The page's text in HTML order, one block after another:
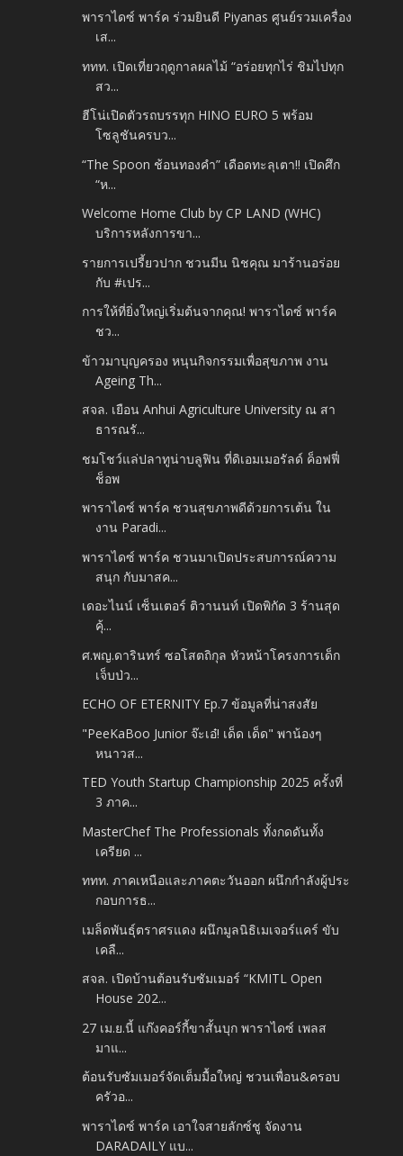
พาราไดซ์ พาร์ค ร่วมยินดี Piyanas ศูนย์รวมเครื่อง
เส...
ททท. เปิดเที่ยวฤดูกาลผลไม้ “อร่อยทุกไร่ ชิมไปทุก
สว...
ฮีโน่เปิดตัวรถบรรทุก HINO EURO 5 พร้อม
โซลูชันครบว...
“The Spoon ช้อนทองคำ” เดือดทะลุเตา!! เปิดศึก
“ห...
Welcome Home Club by CP LAND (WHC)
บริการหลังการขา...
รายการเปรี้ยวปาก ชวนมีน นิชคุณ มาร้านอร่อย
กับ #เปร...
การให้ที่ยิ่งใหญ่เริ่มต้นจากคุณ! พาราไดซ์ พาร์ค
ชว...
ข้าวมาบุญครอง หนุนกิจกรรมเพื่อสุขภาพ งาน
Ageing Th...
สจล. เยือน Anhui Agriculture University ณ สา
ธารณรั...
ชมโชว์แล่ปลาทูน่าบลูฟิน ที่ดิเอมเมอรัลด์ ค็อฟฟี่
ช็อพ
พาราไดซ์ พาร์ค ชวนสุขภาพดีด้วยการเต้น ใน
งาน Paradi...
พาราไดซ์ พาร์ค ชวนมาเปิดประสบการณ์ความ
สนุก กับมาสค...
เดอะไนน์ เซ็นเตอร์ ติวานนท์ เปิดพิกัด 3 ร้านสุด
คุ้...
ศ.พญ.ดารินทร์ ซอโสตถิกุล หัวหน้าโครงการเด็ก
เจ็บป่ว...
ECHO OF ETERNITY Ep.7 ข้อมูลที่น่าสงสัย
"PeeKaBoo Junior จ๊ะเอ๋! เด็ด เด็ด" พาน้องๆ
หนาวส...
TED Youth Startup Championship 2025 ครั้งที่
3 ภาค...
MasterChef The Professionals ทั้งกดดันทั้ง
เครียด ...
ททท. ภาคเหนือและภาคตะวันออก ผนึกกำลังผู้ประ
กอบการธ...
เมล็ดพันธุ์ตราศรแดง ผนึกมูลนิธิเมเจอร์แคร์ ขับ
เคลื...
สจล. เปิดบ้านต้อนรับซัมเมอร์ “KMITL Open
House 202...
27 เม.ย.นี้ แก๊งคอร์กี้ขาสั้นบุก พาราไดซ์ เพลส
มาแ...
ต้อนรับซัมเมอร์จัดเต็มมื้อใหญ่ ชวนเพื่อน&ครอบ
ครัวอ...
พาราไดซ์ พาร์ค เอาใจสายลักซ์ชู จัดงาน
DARADAILY แบ...